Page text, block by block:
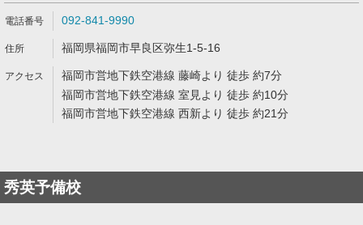
092-841-9990
福岡県福岡市早良区弥生1-5-16
福岡市営地下鉄空港線 藤崎より 徒歩 約7分
福岡市営地下鉄空港線 室見より 徒歩 約10分
福岡市営地下鉄空港線 西新より 徒歩 約21分
秀英予備校